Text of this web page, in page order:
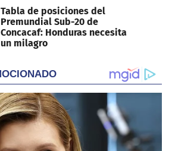
Tabla de posiciones del
Premundial Sub-20 de
Concacaf: Honduras necesita
un milagro